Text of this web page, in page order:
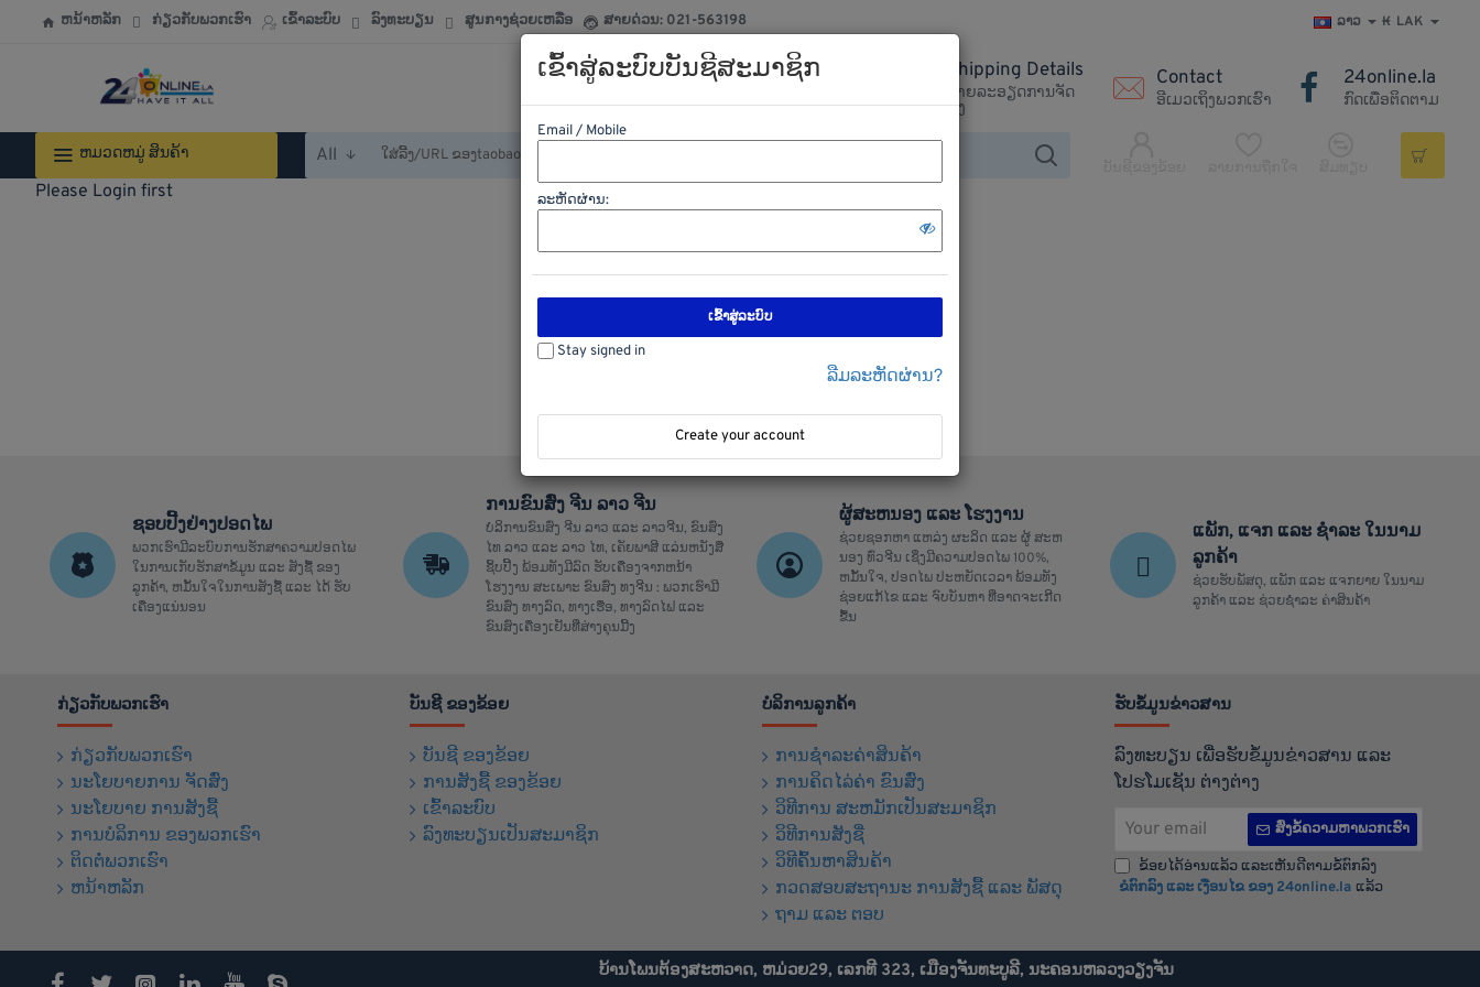
ຫນ້າຫລັກ ກ່ຽວກັບພວກເຮົາ ເຂົ້າລະບົບ ລົງທະບຽນ ສູນກາງຊ່ວຍເຫລືອ ສາຍດ່ວນ: 021-563198 ລາວ ₭ LAK
020-29377799
ຕິດຕໍ່ເຮົາໄດ້ຕະຫລອດ
Shipping Details
ລາຍລະອຽດການຈັດ
ສົ່ງ
Contact
ອີເມວເຖິງພວກເຮົາ
24online.la
ກົດເພື່ອຕິດຕາມ
ຫມວດຫມູ່ ສິນຄ້າ All
ໃສ່
ລີ້
Please Login first
ຊອບປີ້ງຢ່າງປອດໄພ
ພວກເຮົາມີລະບົບການຮັກສາຄວາມປອດໄພ
ໃນການເກັບຮັກສາຂໍ້ມູນ ແລະ ສັງຊື້ ຂອງ
ລູກຄ້າ, ຫມັ້ນໃຈໃນການສັງຊື້ ແລະ ໄດ້ ຮັບ
ເຄື່ອງແນ່ນອນ
ການຂົນສົ່ງ ຈີນ ລາວ ຈີນ
ບໍລິການຂົນສົ່ງ ຈີນ ລາວ ແລະ ລາວຈີນ, ຂົນສົ່ງ
ໄທ ລາວ ແລະ ລາວ ໄທ, ເຄັຍພາສີ ແລ່ນຫນັງສື
ຊິ້ບປີ້ງ ພ້ອມທັງມີລົດ ຮັບເຄື່ອງຈາກຫນ້າ
ໂຮງງານ ສະເພາະ ຂົນສົ່ງ ທງຈີນ : ພວກເຮົາມີ
ຂົນສົ່ງ ທາງລົດ, ທາງເຮື່ອ, ທາງລົດໄຟ ແລະ
ຂົນສົ່ງເຄື່ອງເຢັນທີ່ສ່າງຄຸນມີ້ງ
ຜູ້ສະຫນອງ ແລະ ໂຮງງານ
ຊ່ວຍຊອກຫາ ແຫລ່ງ ຜະລິດ ແລະ ຜູ້ ສະຫ
ນອງ ທົ່ວຈີນ ເຊິ່ງມີຄວາມປອດໄພ 100%,
ຫມັ້ນໃຈ, ປອດໄພ ປະຫຍັດເວລາ ພ້ອມທັງ
ຊ່ອຍແກ້ໄຂ ແລະ ຈົບບັນຫາ ທີ່ອາດຈະເກີດ
ຂື້ນ
ແພັກ, ແຈກ ແລະ ຊຳລະ ໃນນາມ
ລູກຄ້າ
ຊ່ວຍຮັບພັສດຸ, ແພັກ ແລະ ແຈກຍາຍ ໃນນາມ
ລູກຄ້າ ແລະ ຊ່ວຍຊຳລະ ຄ່າສິນຄ້າ
ກ່ຽວກັບພວກເຮົາ
ກ່ຽວກັບພວກເຮົາ
ນະໂຍບາຍການ ຈັດສົ່ງ
ນະໂຍບາຍ ການສັງຊື້
ການບໍລິການ ຂອງພວກເຮົາ
ຕິດຕໍ່ພວກເຮົາ
ຫນ້າຫລັກ
ບັນຊີ ຂອງຂ້ອຍ
ບັນຊີ ຂອງຂ້ອຍ
ການສັງຊື້ ຂອງຂ້ອຍ
ເຂົ້າລະບົບ
ລົງທະບຽນເປັນສະມາຊິກ
ບໍລິການລູກຄ້າ
ການຊຳລະຄ່າສິນຄ້າ
ການຄິດໄລ່ຄ່າ ຂົນສົ່ງ
ວິທີການ ສະຫມັກເປັນສະມາຊິກ
ວິທີການສັງຊື່
ວິທີຄົ້ນຫາສິນຄ້າ
ກວດສອບສະຖານະ ການສັງຊື້ ແລະ ພັສດຸ
ຖາມ ແລະ ຕອບ
ຮັບຂໍ້ມູນຂ່າວສານ
ລົງທະບຽນ ເພື່ອຮັບຂໍ້ມູນຂ່າວສານ ແລະ
ໂປຮໂມເຊັນ ຕ່າງຕ່າງ
email
ສົ່ງຂໍ້ຄວາມຫາພວກເຮົາ
ຂ້ອຍໄດ້ອ່ານແລ້ວ ແລະເຫັນດີຕາມຂໍ້ຕົກລົງ
ຂໍຕົກລົງ ແລະ ເງືອນໄຂ ຂອງ 24online.la ແລ້ວ
ບ້ານໂພນຕ້ອງສະຫວາດ, ຫມ່ວຍ29, ເລກທີ 323, ເມືອງຈັນທະບູລີ, ນະຄອນຫລວງວຽງຈັນ
ເຂົ້າສູ່ລະບົບບັນຊີສະມາຊິກ
Email / Mobile
ລະຫັດຜ່ານ:
ເຂົ້າສູ່ລະບົບ
Stay signed in
ລືມລະຫັດຜ່ານ?
Create your account